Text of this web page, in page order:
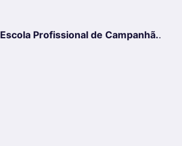
Escola Profissional de Campanhã..